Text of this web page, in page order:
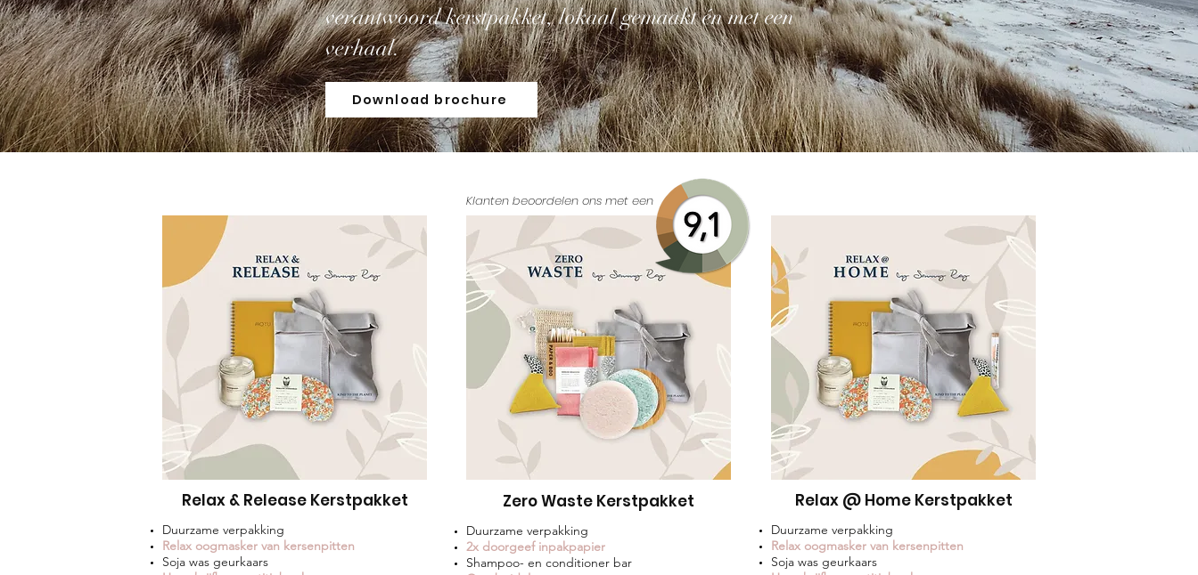
verantwoord kerstpakket, lokaal gemaakt én met een
verhaal.
Download brochure
Relax & Release Kerstpakket
Duurzame verpakking
Relax oogmasker van kersenpitten
Soja was geurkaars
Klanten beoordelen ons met een
Zero Waste Kerstpakket
Duurzame verpakking
2x doorgeef inpakpapier
Shampoo- en conditioner bar
Relax @ Home Kerstpakket
Duurzame verpakking
Relax oogmasker van kersenpitten
Soja was geurkaars